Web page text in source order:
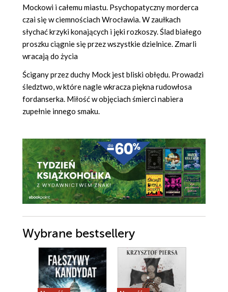
Mockowi i całemu miastu. Psychopatyczny morderca
czai się w ciemnościach Wrocławia. W zaułkach
słychać krzyki konających i jęki rozkoszy. Ślad białego
proszku ciągnie się przez wszystkie dzielnice. Zmarli
wracają do życia
Ścigany przez duchy Mock jest bliski obłędu. Prowadzi
śledztwo, w które nagle wkracza piękna rudowłosa
fordanserka. Miłość w objęciach śmierci nabiera
zupełnie innego smaku.
Wybrane bestsellery